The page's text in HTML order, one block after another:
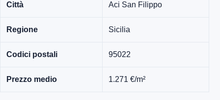
Città Aci San Filippo
Regione Sicilia
Codici postali 95022
Prezzo medio 1.271 €/m²